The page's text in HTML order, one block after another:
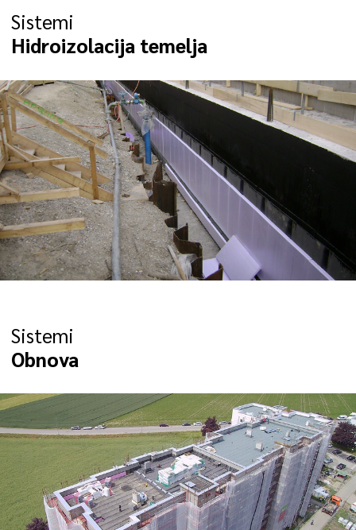
Sistemi
Hidroizolacija temelja
Sistemi
Obnova